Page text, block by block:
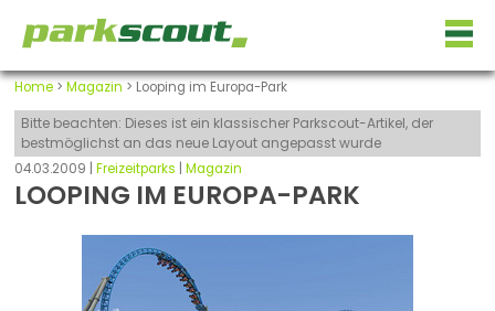
Home> Magazin > Looping im Europa-Park
Bitte beachten: Dieses ist ein klassischer Parkscout-Artikel, der
bestmöglichst an das neue Layout angepasst wurde
04.03.2009 | Freizeitparks Magazin
LOOPING IM EUROPA-PARK